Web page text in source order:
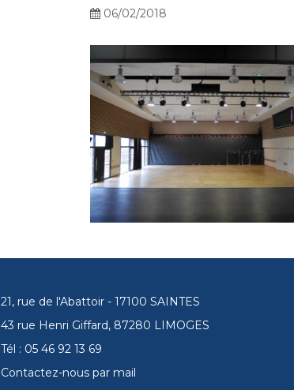
06/02/2018
21, rue de l'Abattoir - 17100 SAINTES
43 rue Henri Giffard, 87280 LIMOGES
Tél : 05 46 92 13 69
Contactez-nous par mail